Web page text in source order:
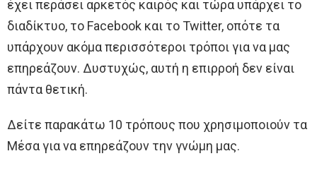
έχει περάσει αρκετός καιρός και τώρα υπάρχει το
διαδίκτυο, το Facebook και το Twitter, οπότε τα
υπάρχουν ακόμα περισσότεροι τρόποι για να μας
επηρεάζουν. Δυστυχώς, αυτή η επιρροή δεν είναι
πάντα θετική.
Δείτε παρακάτω 10 τρόπους που χρησιμοποιούν τα
Μέσα για να επηρεάζουν την γνώμη μας.